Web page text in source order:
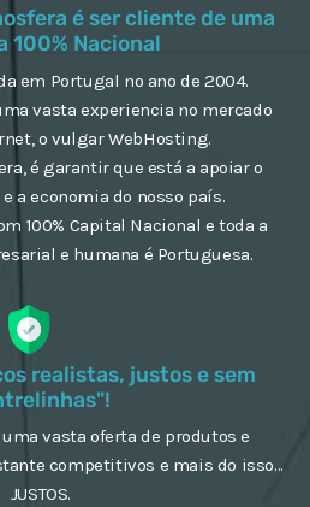
é ser cliente de uma
100% Nacional
em Portugal no ano de 2004.
vasta experiencia no mercado
o vulgar WebHosting.
é garantir que está a apoiar o
a economia do nosso país.
100% Capital Nacional e toda a
e humana é Portuguesa.
realistas, justos e sem
vasta oferta de produtos e
competitivos e mais do isso...
JUSTOS.